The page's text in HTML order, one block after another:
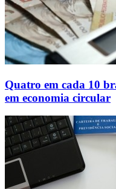
Quatro em cada 10
em economia circular